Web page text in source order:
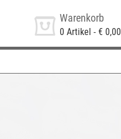
Warenkorb
0 Artikel - € 0,00